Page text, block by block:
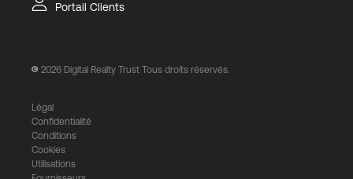
Portail Clients
2026 Digital Realty Trust Tous droits réservés.
Légal
Confidentialité
Conditions
Cookies
Utilisations